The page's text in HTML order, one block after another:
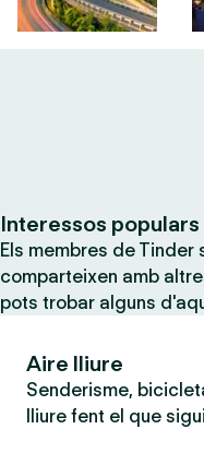
Interessos populars
Els membres de
comparteixen amb
pots trobar alguns
Aire lliure
Senderisme,
lliure fent el que